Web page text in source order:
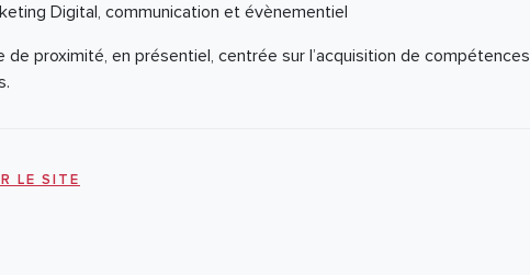
Digital, communication et évènementiel
de proximité, en présentiel, centrée sur l’acquisition de compétences
LE SITE